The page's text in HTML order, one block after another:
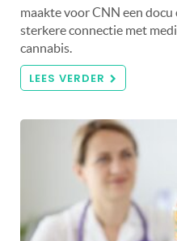
maakte voor CNN een
sterkere connectie met
cannabis.
LEES VERDER